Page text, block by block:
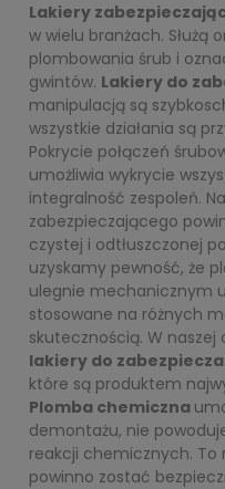
Lakiery
w wielu branżach. Służą
plombowania śrub i
gwintów. Lakiery do
manipulacją są
wszystkie działania są
Pokrycie połączeń
umożliwia wykrycie
integralność zespoleń.
zabezpieczającego
czystej i odtłuszczonej
uzyskamy pewność, że
ulegnie mechanicznym
stosowane na różnych
skutecznością. W
lakiery do
które są produktem
Plomba chemiczna
demontażu, nie
reakcji chemicznych. To
powinno zostać